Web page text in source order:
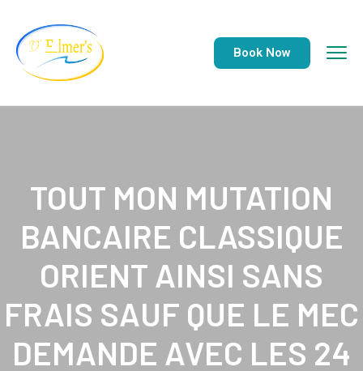
Book Now
TOUT MON MUTATION
BANCAIRE CLASSIQUE
ORIENT AINSI SANS
FRAIS SAUF QUE LE MEC
DEMANDE AVEC LES 24